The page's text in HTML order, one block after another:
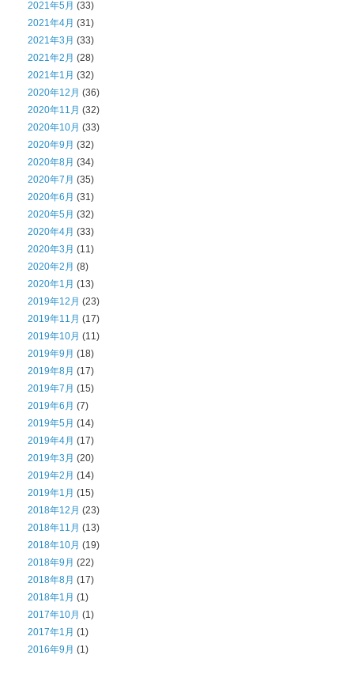
2021年5月 (33)
2021年4月 (31)
2021年3月 (33)
2021年2月 (28)
2021年1月 (32)
2020年12月 (36)
2020年11月 (32)
2020年10月 (33)
2020年9月 (32)
2020年8月 (34)
2020年7月 (35)
2020年6月 (31)
2020年5月 (32)
2020年4月 (33)
2020年3月 (11)
2020年2月 (8)
2020年1月 (13)
2019年12月 (23)
2019年11月 (17)
2019年10月 (11)
2019年9月 (18)
2019年8月 (17)
2019年7月 (15)
2019年6月 (7)
2019年5月 (14)
2019年4月 (17)
2019年3月 (20)
2019年2月 (14)
2019年1月 (15)
2018年12月 (23)
2018年11月 (13)
2018年10月 (19)
2018年9月 (22)
2018年8月 (17)
2018年1月 (1)
2017年10月 (1)
2017年1月 (1)
2016年9月 (1)